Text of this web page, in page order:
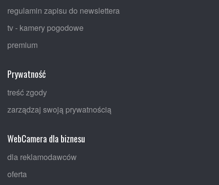
regulamin zapisu do newslettera
tv - kamery pogodowe
premium
Prywatność
treść zgody
zarządzaj swoją prywatnością
WebCamera dla biznesu
dla reklamodawców
oferta